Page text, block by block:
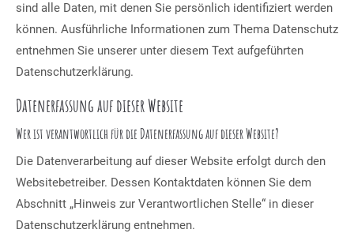
sind alle Daten, mit denen Sie persönlich identifiziert werden
können. Ausführliche Informationen zum Thema Datenschutz
entnehmen Sie unserer unter diesem Text aufgeführten
Datenschutzerklärung.
Datenerfassung auf dieser Website
Wer ist verantwortlich für die Datenerfassung auf dieser Website?
Die Datenverarbeitung auf dieser Website erfolgt durch den
Websitebetreiber. Dessen Kontaktdaten können Sie dem
Abschnitt „Hinweis zur Verantwortlichen Stelle“ in dieser
Datenschutzerklärung entnehmen.